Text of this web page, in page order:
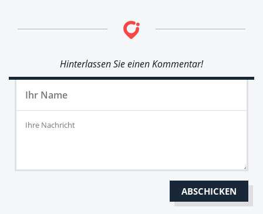
Hinterlassen Sie einen Kommentar!